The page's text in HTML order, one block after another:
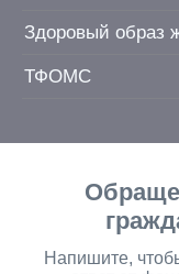
Здоровый образ
ТФОМС
Напишите,